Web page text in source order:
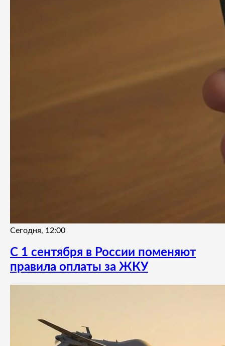
Сегодня, 12:00
С 1 сентября в России поменяют
правила оплаты за ЖКУ